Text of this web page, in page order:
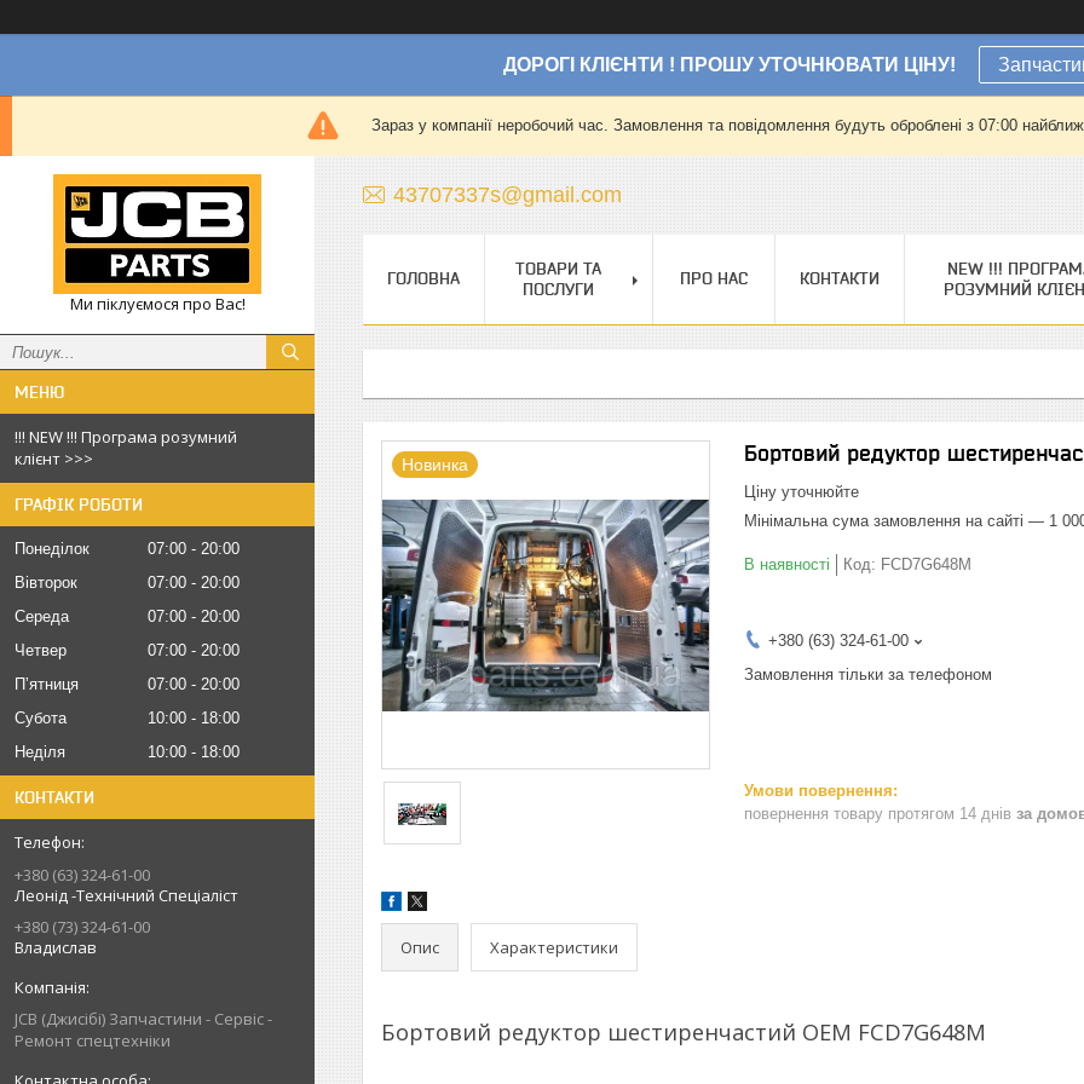
ДОРОГІ КЛІЄНТИ ! ПРОШУ УТОЧНЮВАТИ ЦІНУ!
Зараз у компанії неробочий час. Замовлення та повідомлення будуть оброблені з 07:00
Ми піклуємося про Вас!
!!! NEW !!! Програма розумний
клієнт >>>
ГРАФІК РОБОТИ
Понеділок 07:00
20:00
Вівторок
07:00
20:00
Середа
07:00
20:00
Четвер
07:00
20:00
Пʼятниця
07:00
20:00
Субота
10:00
18:00
Неділя
10:00 18:00
КОНТАКТИ
+380 (63) 324-61-00
Леонід -Технічний Спеціаліст
+380 (73) 324-61-00
Владислав
JCB (Джисібі) Запчастини - Сервіс -
Ремонт спецтехніки
43707337s@gmail.com
ГОЛОВНА
ТОВАРИ ТА
ПОСЛУГИ
ПРО НАС КОНТАКТИ
NEW !!!
РОЗУМНИЙ
Новинка Бортовий редуктор
Ціну уточнюйте
Мінімальна сума замовлення на сайті — 1
В наявності Код: FCD7G648M
+380 (63) 324-61-00
Замовлення тільки за телефоном
повернення товару протягом 14 днів за
Опис Характеристики
Бортовий редуктор шестиренчастий OEM FCD7G648M